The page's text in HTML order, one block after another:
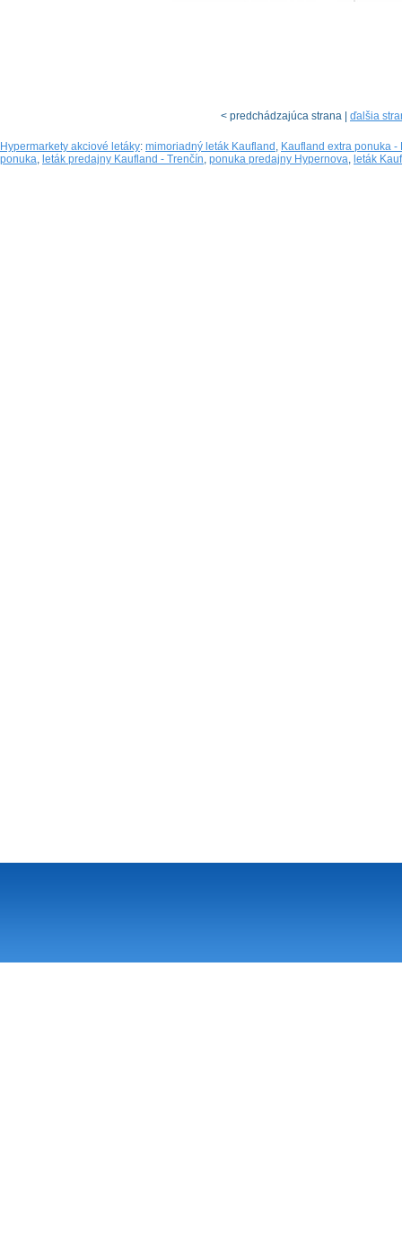
< predchádzajúca strana | ďalšia
Hypermarkety akciové letáky: mimoriadný leták Kaufland , Kaufland extra ponuka -
ponuka, leták predajny Kaufland - Trenčín, ponuka predajny Hypernova, leták